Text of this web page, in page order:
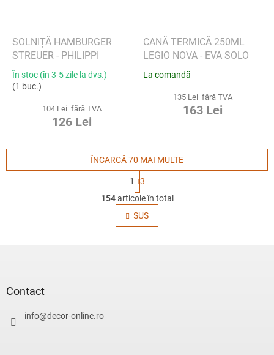
SOLNIȚĂ HAMBURGER
STREUER - PHILIPPI
În stoc (în 3-5 zile la dvs.)
(1 buc.)
104 Lei fără TVA
126 Lei
CANĂ TERMICĂ 250ML
LEGIO NOVA - EVA SOLO
La comandă
135 Lei fără TVA
163 Lei
C
o
n
t
ÎNCARCĂ 70 MAI MULTE
P
a
g
i
n
a
1
3
154articole în total
SUS
Contact
info@decor-online.ro